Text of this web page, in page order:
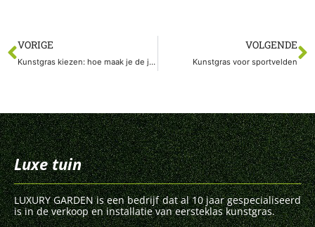
VORIGE
Kunstgras kiezen: hoe maak je de juiste keuze?
VOLGENDE
Kunstgras voor sportvelden
Luxe tuin
LUXURY GARDEN is een bedrijf dat al 10 jaar gespecialiseerd
is in de verkoop en installatie van eersteklas kunstgras.